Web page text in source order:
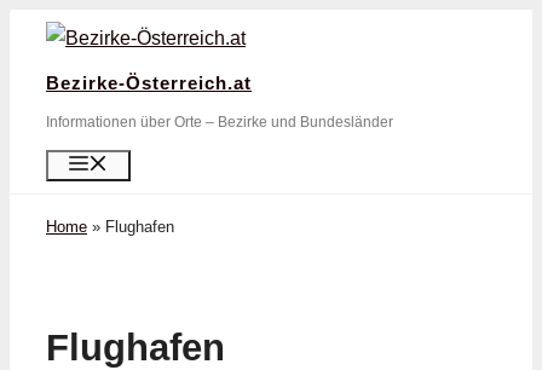
Zum
springen
Bezirke-Österreich.at
Informationen über Orte – Bezirke und Bundesländer
Home » Flughafen
Flughafen